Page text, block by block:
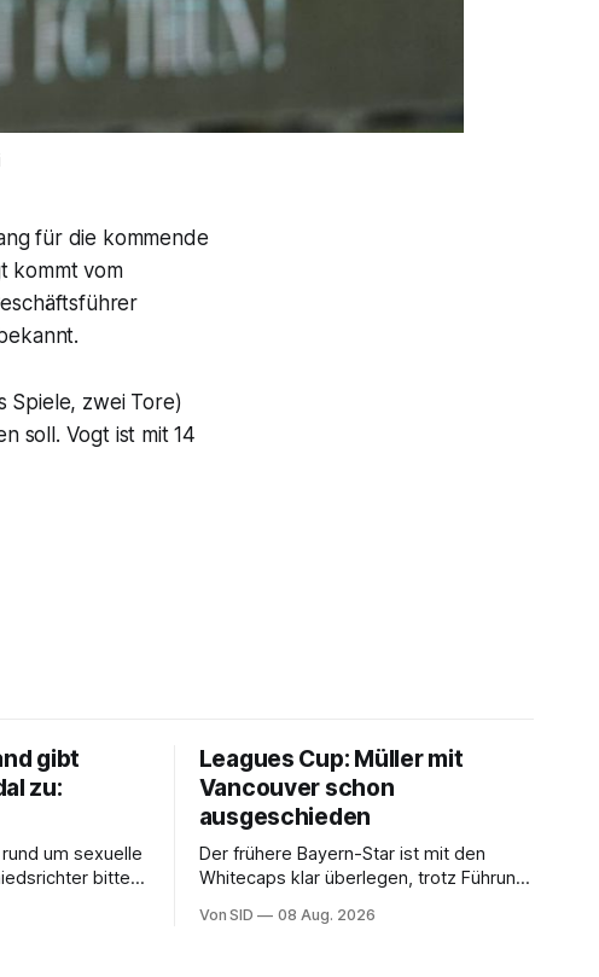
für die kommende
kommt vom
Spiele, zwei Tore)
soll. Vogt ist mit 14
gibt
zu:
um sexuelle
bittet
Leagues Cup: Müller mit
Vancouver schon
ausgeschieden
Der frühere Bayern-Star ist mit den
Whitecaps klar überlegen, trotz Führung
Aus abzuwenden.
Von SID 08 Aug. 2026